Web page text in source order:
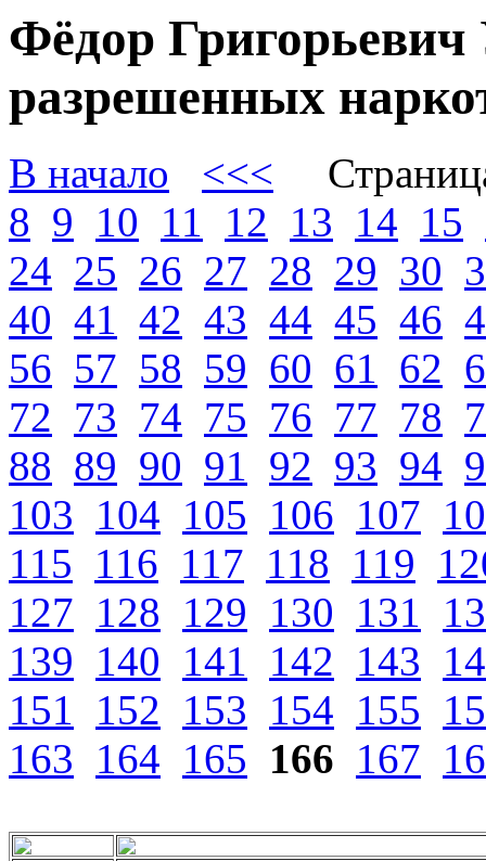
Фёдор
разрешенных
В начало <<<
8 9 10 11 12 13 14 15
24 25 26 27 28 29 30
40 41 42 43 44 45 46
56 57 58 59 60 61 62
72 73 74 75 76 77 78
88 89 90 91 92 93 94
103 104 105 106 107
115 116 117 118 119
127 128 129 130 131
139 140 141 142 143
151
152 153 154 155
163 164 165 166 167